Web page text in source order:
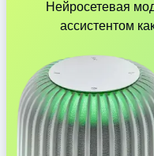
Нейросетевая
ассистентом